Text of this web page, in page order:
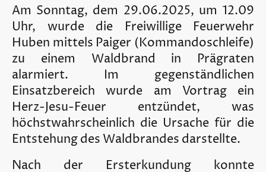
Am Sonntag, dem 29.06.2025, um 12.09
Uhr, wurde die Freiwillige Feuerwehr
Huben mittels Paiger (Kommandoschleife)
zu einem Waldbrand in Prägraten
alarmiert. Im gegenständlichen
Einsatzbereich wurde am Vortrag ein
Herz-Jesu-Feuer entzündet, was
höchstwahrscheinlich die Ursache für die
Entstehung des Waldbrandes darstellte.
Nach der Ersterkundung konnte